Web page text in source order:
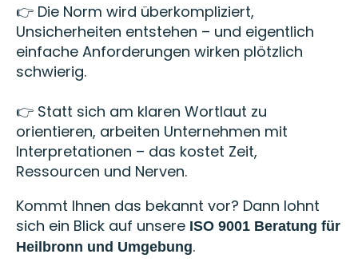
👉 Die Norm wird überkompliziert,
Unsicherheiten entstehen – und eigentlich
einfache Anforderungen wirken plötzlich
schwierig.
👉 Statt sich am klaren Wortlaut zu
orientieren, arbeiten Unternehmen mit
Interpretationen – das kostet Zeit,
Ressourcen und Nerven.
Kommt Ihnen das bekannt vor? Dann lohnt
sich ein Blick auf unsere ISO 9001 Beratung für
Heilbronn und Umgebung.